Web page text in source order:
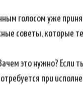
голосом уже
советы, которые
это нужно? Если
при